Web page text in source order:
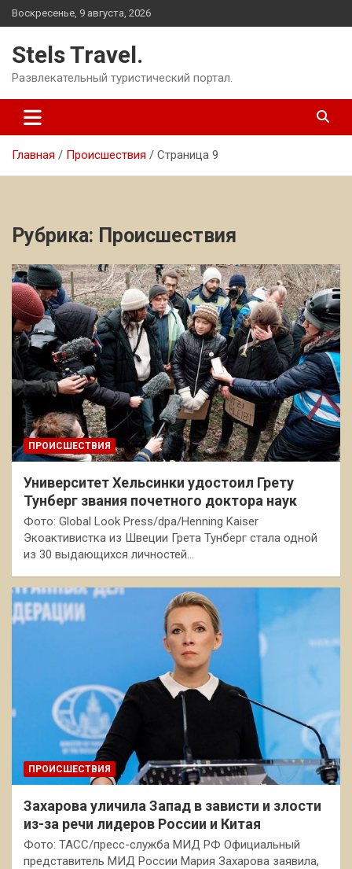
Перейти
к
Воскресенье, 9 августа, 2026
Stels Travel.
Развлекательный туристический портал.
Главная Происшествия Страница 9
Рубрика: Происшествия
ПРОИСШЕСТВИЯ
Университет Хельсинки удостоил Грету
Тунберг звания почетного доктора наук
Фото: Global Look Press/dpa/Henning Kaiser
Экоактивистка из Швеции Грета Тунберг стала одной
из 30 выдающихся личностей…
ПРОИСШЕСТВИЯ
Захарова уличила Запад в зависти и злости
из-за речи лидеров России и Китая
Фото: ТАСС/пресс-служба МИД РФ Официальный
представитель МИД России Мария Захарова заявила,